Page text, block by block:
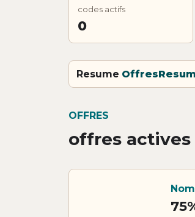
codes actifs
0
Resume Offres
OFFRES
offres actives